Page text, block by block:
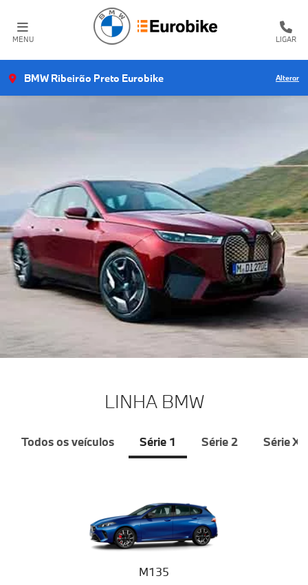
MENU LIGAR
BMW Ribeirão Preto Eurobike Alterar
LINHA BMW
Todos os veículos Série 1 Série 2 Série X
M135